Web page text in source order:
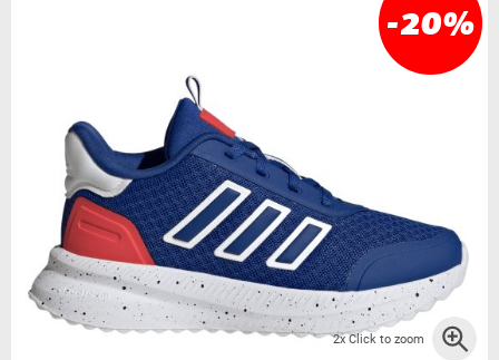
-20%
2x Click to zoom